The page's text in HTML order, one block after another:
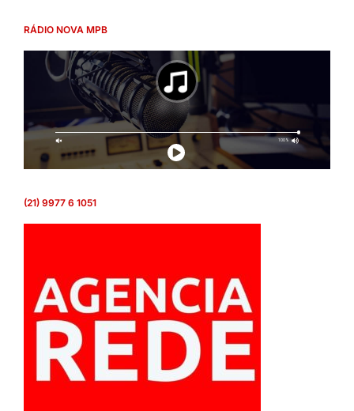
RÁDIO NOVA MPB
(21) 9977 6 1051